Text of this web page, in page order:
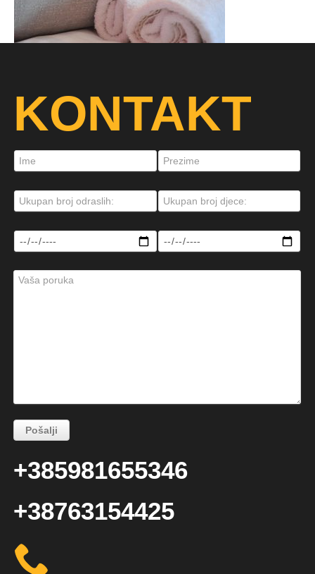
KONTAKT
+385981655346
+38763154425